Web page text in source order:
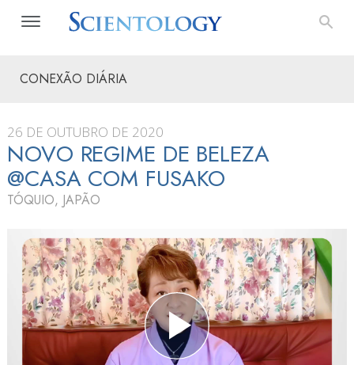
CONEXÃO DIÁRIA
26 DE OUTUBRO DE 2020
NOVO REGIME DE BELEZA
@CASA COM FUSAKO
TÓQUIO, JAPÃO